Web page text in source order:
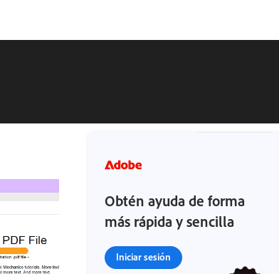
Obtén ayuda de forma
más rápida y sencilla
Iniciar sesión